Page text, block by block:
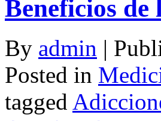
Beneficios
By admin |
Posted in
tagged